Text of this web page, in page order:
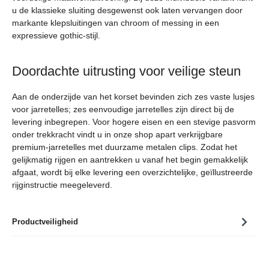
Productveiligheid
u de klassieke sluiting desgewenst ook laten vervangen door
markante klepsluitingen van chroom of messing in een
expressieve gothic-stijl.
Doordachte uitrusting voor veilige steun
Aan de onderzijde van het korset bevinden zich zes vaste lusjes
voor jarretelles; zes eenvoudige jarretelles zijn direct bij de
levering inbegrepen. Voor hogere eisen en een stevige pasvorm
onder trekkracht vindt u in onze shop apart verkrijgbare
premium-jarretelles met duurzame metalen clips. Zodat het
gelijkmatig rijgen en aantrekken u vanaf het begin gemakkelijk
afgaat, wordt bij elke levering een overzichtelijke, geïllustreerde
rijginstructie meegeleverd.